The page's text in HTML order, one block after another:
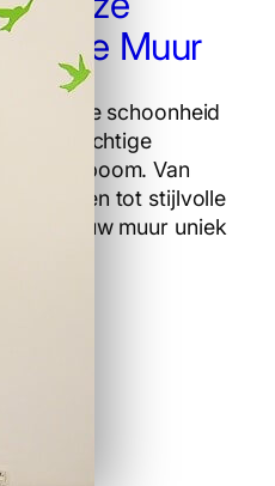
op de Muur
schoonheid
een prachtige
een boom. Van
tot stijlvolle
jouw muur uniek